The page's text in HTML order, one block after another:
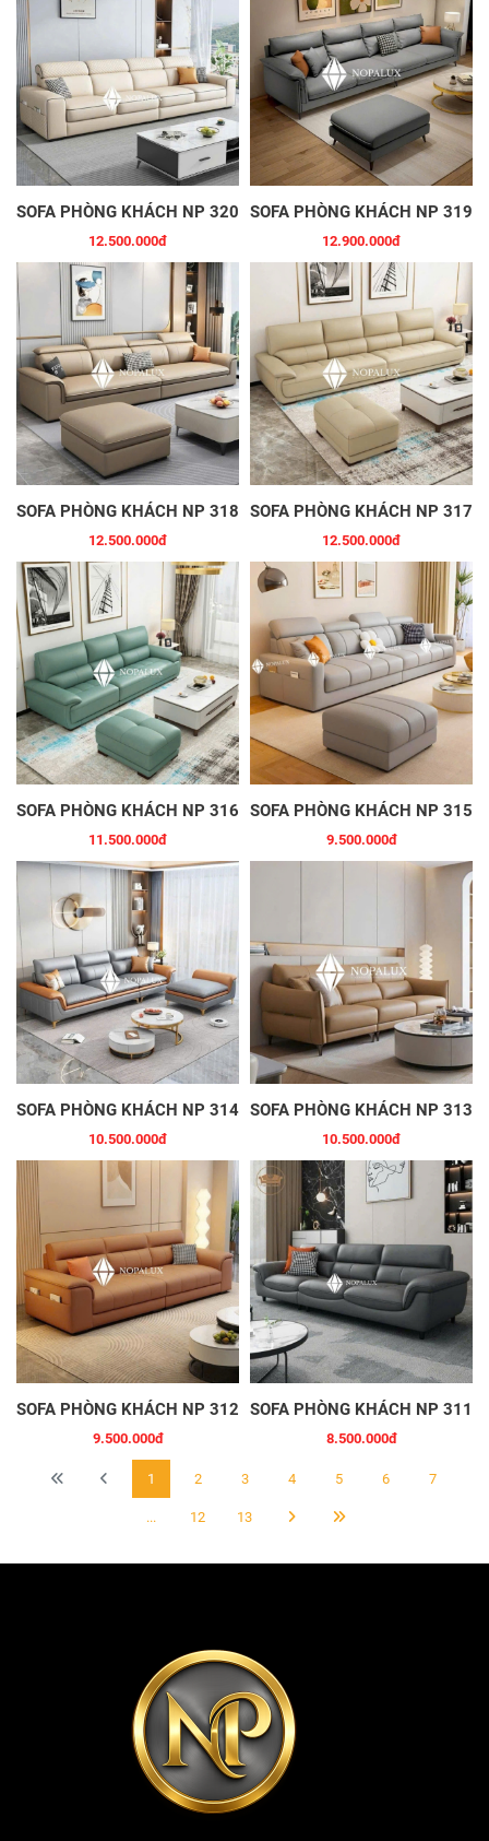
SOFA PHÒNG KHÁCH NP 320
12.500.000đ
SOFA PHÒNG KHÁCH NP 319
12.900.000đ
SOFA PHÒNG KHÁCH NP 318
12.500.000đ
SOFA PHÒNG KHÁCH NP 317
12.500.000đ
SOFA PHÒNG KHÁCH NP 316
11.500.000đ
SOFA PHÒNG KHÁCH NP 315
9.500.000đ
SOFA PHÒNG KHÁCH NP 314
10.500.000đ
SOFA PHÒNG KHÁCH NP 313
10.500.000đ
SOFA PHÒNG KHÁCH NP 312
9.500.000đ
SOFA PHÒNG KHÁCH NP 311
8.500.000đ
1 2 3 4 5 6 7
... 12 13